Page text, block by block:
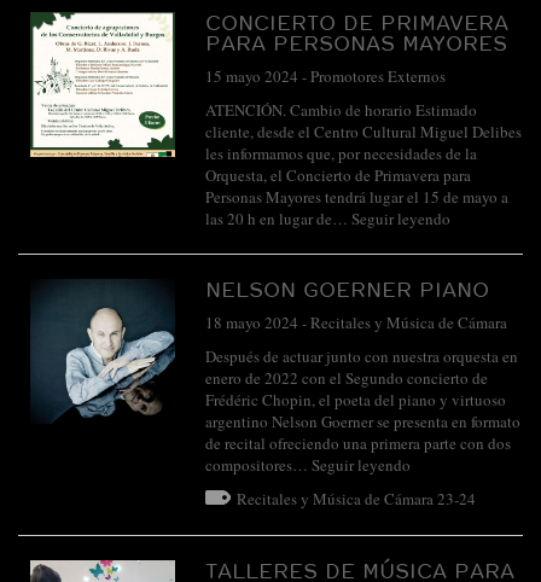
CONCIERTO DE PRIMAVERA
PARA PERSONAS MAYORES
15 mayo 2024 -Promotores Externos
ATENCIÓN. Cambio de horario Estimado
cliente, desde el Centro Cultural Miguel Delibes
les informamos que, por necesidades de la
Orquesta, el Concierto de Primavera para
Personas Mayores tendrá lugar el 15 de mayo a
las 20 h en lugar de… Seguir leyendo
NELSON GOERNER PIANO
18 mayo 2024 -Recitales y Música de Cámara
Después de actuar junto con nuestra orquesta en
enero de 2022 con el Segundo concierto de
Frédéric Chopin, el poeta del piano y virtuoso
argentino Nelson Goerner se presenta en formato
de recital ofreciendo una primera parte con dos
compositores… Seguir leyendo
Recitales y Música de Cámara 23-24
TALLERES DE MÚSICA PARA